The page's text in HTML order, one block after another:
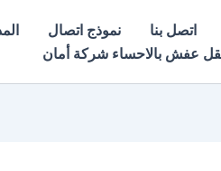
اتصل بنا نموذج اتصال
عفش بالاحساء شركة أمان